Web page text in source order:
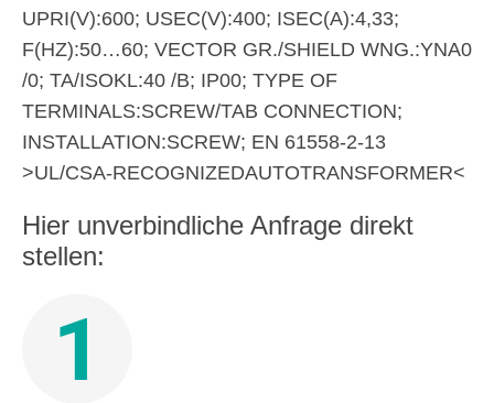
UPRI(V):600; USEC(V):400; ISEC(A):4,33;
F(HZ):50…60; VECTOR GR./SHIELD WNG.:YNA0
/0; TA/ISOKL:40 /B; IP00; TYPE OF
TERMINALS:SCREW/TAB CONNECTION;
INSTALLATION:SCREW; EN 61558-2-13
>UL/CSA-RECOGNIZEDAUTOTRANSFORMER<
Hier unverbindliche Anfrage direkt
stellen:
1